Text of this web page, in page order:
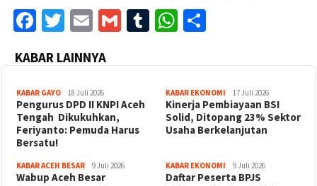
Facebook
Twitter
EmailGmailTumblrWhatsApp
KABAR LAINNYA
KABAR GAYO 18 Juli 2026
‎Pengurus DPD II KNPI Aceh
Tengah Dikukuhkan,
Feriyanto: Pemuda Harus
Bersatu!
KABAR EKONOMI 17 Juli 2026
Kinerja Pembiayaan BSI
Solid, Ditopang 23% Sektor
Usaha Berkelanjutan
KABAR ACEH BESAR 9 Juli 2026
Wabup Aceh Besar
KABAR EKONOMI 9 Juli 2026
Daftar Peserta BPJS